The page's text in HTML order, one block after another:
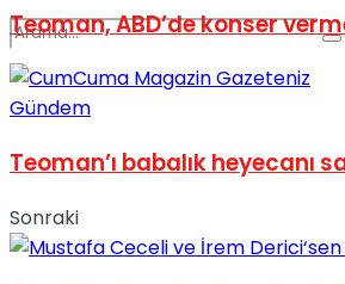
No Result
Teoman, ABD’de konser
Gündem
Teoman’ı babalık heyecanı
Sonraki